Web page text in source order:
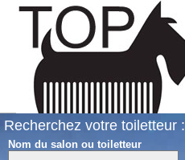
Recherchez votre toiletteur :
Nom du salon ou toiletteur